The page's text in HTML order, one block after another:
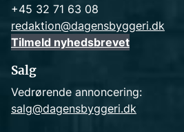
+45 32 71 63 08
redaktion@dagensbyggeri.dk
Tilmeld nyhedsbrevet
Salg
Vedrørende annoncering:
salg@dagensbyggeri.dk